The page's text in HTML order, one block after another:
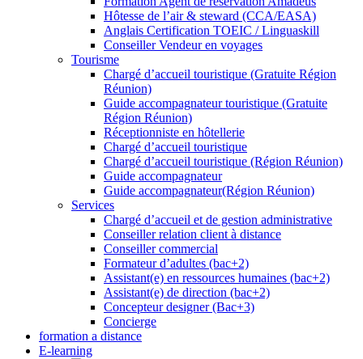
Hôtesse de l’air & steward (CCA/EASA)
Anglais Certification TOEIC / Linguaskill
Conseiller Vendeur en voyages
Tourisme
Chargé d’accueil touristique (Gratuite Région
Réunion)
Guide accompagnateur touristique (Gratuite
Région Réunion)
Réceptionniste en hôtellerie
Chargé d’accueil touristique
Chargé d’accueil touristique (Région Réunion)
Guide accompagnateur
Guide accompagnateur(Région Réunion)
Services
Chargé d’accueil et de gestion administrative
Conseiller relation client à distance
Conseiller commercial
Formateur d’adultes (bac+2)
Assistant(e) en ressources humaines (bac+2)
Assistant(e) de direction (bac+2)
Concepteur designer (Bac+3)
Concierge
formation a distance
E-learning